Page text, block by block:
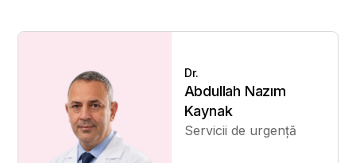
Dr.
Abdullah Nazım
Kaynak
Servicii de urgență